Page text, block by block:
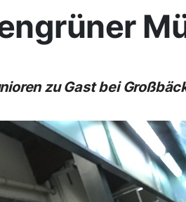
zu Gast bei